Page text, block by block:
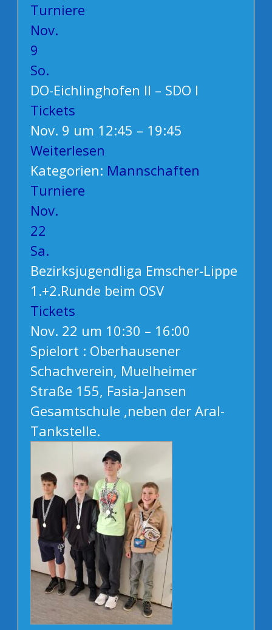
Turniere
Nov.
9
So.
DO-Eichlinghofen II – SDO I
Tickets
Nov. 9 um 12:45 – 19:45
Weiterlesen
Kategorien: Mannschaften
Turniere
Nov.
22
Sa.
Bezirksjugendliga Emscher-Lippe
1.+2.Runde beim OSV
Tickets
Nov. 22 um 10:30 – 16:00
Spielort : Oberhausener
Schachverein, Muelheimer
Straße 155, Fasia-Jansen
Gesamtschule ,neben der Aral-
Tankstelle.